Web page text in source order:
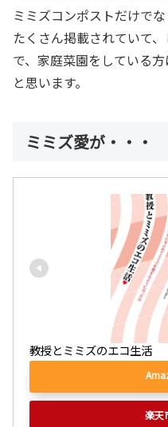
ミミズコンポストだけで
たくさん掲載されていて
で、家庭菜園をしている
と思います。
ミミズ愛が・・・
教授とミミズのエコ生活
楽天